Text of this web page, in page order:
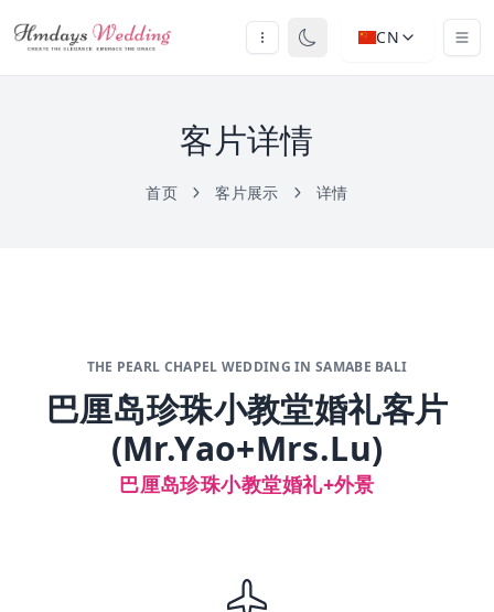
CN
客片详情
首页 客片展示 详情
THE PEARL CHAPEL WEDDING IN SAMABE BALI
巴厘岛珍珠小教堂婚礼客片
(Mr.Yao+Mrs.Lu)
巴厘岛珍珠小教堂婚礼+外景